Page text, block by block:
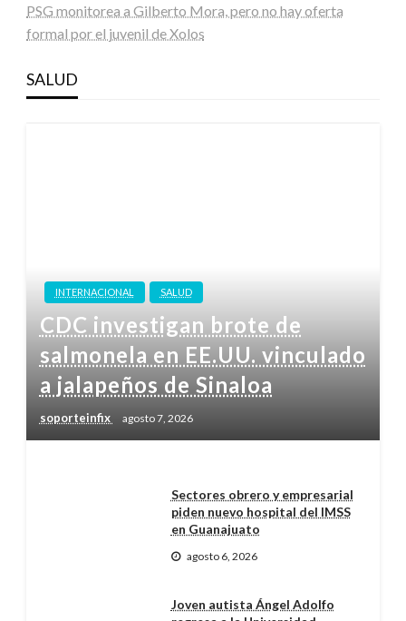
PSG monitorea a Gilberto Mora, pero no hay oferta
formal por el juvenil de Xolos
SALUD
INTERNACIONAL SALUD
CDC investigan brote de
salmonela en EE.UU. vinculado
a jalapeños de Sinaloa
soporteinfix agosto 7, 2026
Sectores obrero y empresarial
piden nuevo hospital del IMSS
en Guanajuato
agosto 6, 2026
Joven autista Ángel Adolfo